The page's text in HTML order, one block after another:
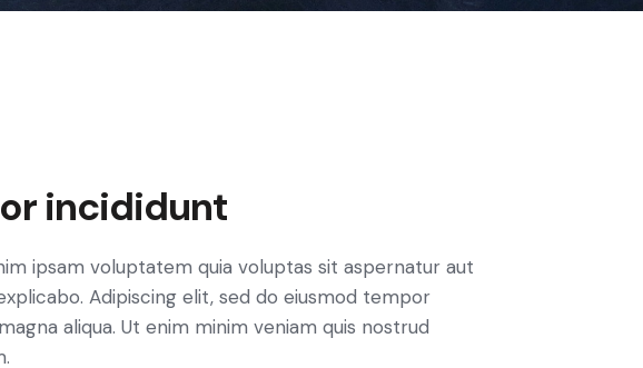
incididunt
ipsam voluptatem quia voluptas sit aspernatur aut
Adipiscing elit, sed do eiusmod tempor
aliqua. Ut enim minim veniam quis nostrud